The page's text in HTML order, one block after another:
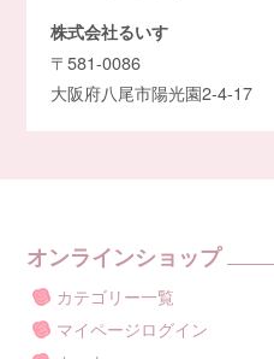
株式会社るいす
〒581-0086
大阪府八尾市陽光園2-4-17
オンラインショップ
カテゴリー一覧
マイページログイン